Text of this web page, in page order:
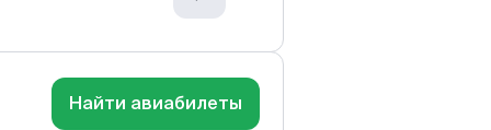
Найти авиабилеты